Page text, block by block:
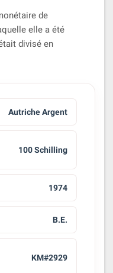
de
elle a été
divisé en
Autriche Argent
100 Schilling
1974
B.E.
KM#2929